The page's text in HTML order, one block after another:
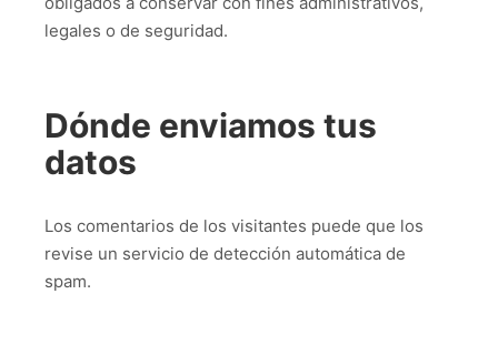
legales o de seguridad.
Dónde enviamos tus
datos
Los comentarios de los visitantes puede que los
revise un servicio de detección automática de
spam.